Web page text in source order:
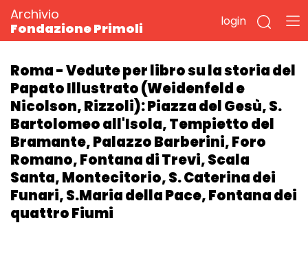
Archivio
Fondazione Primoli
login
Roma - Vedute per libro su la storia del
Papato Illustrato (Weidenfeld e
Nicolson, Rizzoli): Piazza del Gesù, S.
Bartolomeo all'Isola, Tempietto del
Bramante, Palazzo Barberini, Foro
Romano, Fontana di Trevi, Scala
Santa, Montecitorio, S. Caterina dei
Funari, S.Maria della Pace, Fontana dei
quattro Fiumi